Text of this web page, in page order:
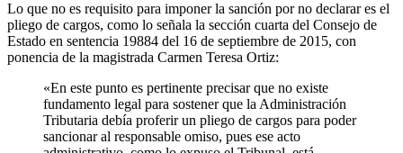
Lo que no es requisito para imponer la sanción por no declarar es el
pliego de cargos, como lo señala la sección cuarta del Consejo de
Estado en sentencia 19884 del 16 de septiembre de 2015, con
ponencia de la magistrada Carmen Teresa Ortiz:
«En este punto es pertinente precisar que no existe
fundamento legal para sostener que la Administración
Tributaria debía proferir un pliego de cargos para poder
sancionar al responsable omiso, pues ese acto